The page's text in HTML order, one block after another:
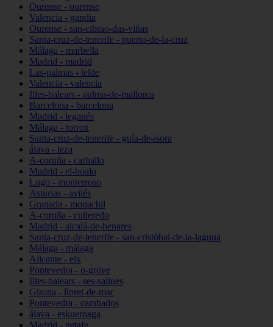
Ourense - ourense
Valencia - gandia
Ourense - san-cibrao-das-viñas
Santa-cruz-de-tenerife - puerto-de-la-cruz
Málaga - marbella
Madrid - madrid
Las-palmas - telde
Valencia - valencia
Illes-balears - palma-de-mallorca
Barcelona - barcelona
Madrid - leganés
Málaga - torrox
Santa-cruz-de-tenerife - guía-de-isora
álava - leza
A-coruña - carballo
Madrid - el-boalo
Lugo - monterroso
Asturias - avilés
Granada - monachil
A-coruña - culleredo
Madrid - alcalá-de-henares
Santa-cruz-de-tenerife - san-cristóbal-de-la-laguna
Málaga - málaga
Alicante - elx
Pontevedra - o-grove
Illes-balears - ses-salines
Girona - lloret-de-mar
Pontevedra - cambados
álava - eskuernaga
Madrid - getafe